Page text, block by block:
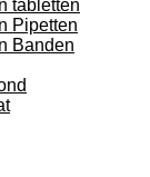
tabletten
Pipetten
Banden